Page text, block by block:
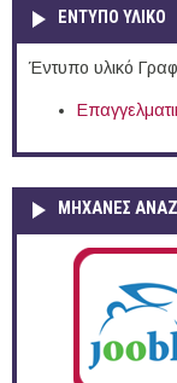
ΕΝΤΥΠΟ ΥΛΙΚΟ
Έντυπο υλικό
ΜΗΧΑΝΕΣ